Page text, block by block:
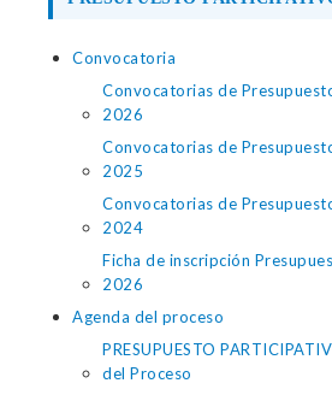
Convocatoria
Convocatorias de
2026
Convocatorias de
2025
Convocatorias de
2024
Ficha de inscripción
2026
Agenda del proceso
PRESUPUESTO
del Proceso